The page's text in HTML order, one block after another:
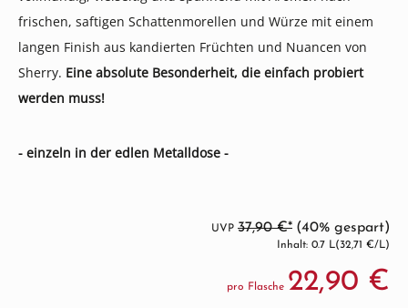
frischen, saftigen Schattenmorellen und Würze mit einem
langen Finish aus kandierten Früchten und Nuancen von
Sherry. Eine absolute Besonderheit, die einfach probiert
werden muss!
- einzeln in der edlen Metalldose -
pro Flasche 22,90 €
UVP 37,90 €* (40% gespart)
Inhalt: 0.7 L(32,71 €/L)